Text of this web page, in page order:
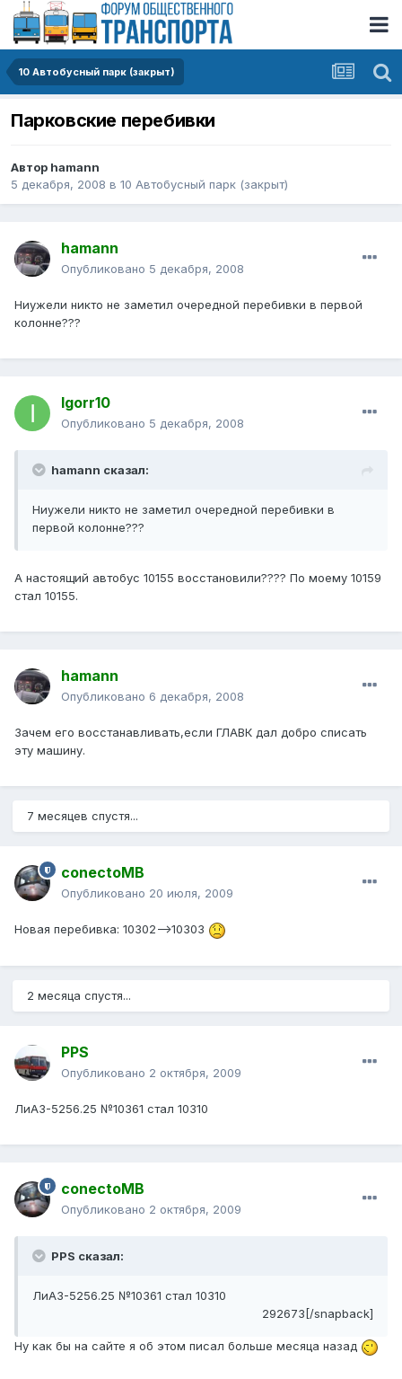
10 Автобусный парк (закрыт)
Парковские перебивки
Автор hamann
5 декабря, 2008 в 10 Автобусный парк (закрыт)
hamann
Опубликовано 5 декабря, 2008
Ниужели никто не заметил очередной перебивки в первой
колонне???
Igorr10
Опубликовано 5 декабря, 2008
hamann сказал:
Ниужели никто не заметил очередной перебивки в
первой колонне???
А настоящий автобус 10155 восстановили???? По моему 10159
стал 10155.
hamann
Опубликовано 6 декабря, 2008
Зачем его восстанавливать,если ГЛАВК дал добро списать
эту машину.
7 месяцев спустя...
conectoMB
Опубликовано 20 июля, 2009
Новая перебивка: 10302-->10303
2 месяца спустя...
PPS
Опубликовано 2 октября, 2009
ЛиАЗ-5256.25 №10361 стал 10310
conectoMB
Опубликовано 2 октября, 2009
PPS сказал:
ЛиАЗ-5256.25 №10361 стал 10310
292673[/snapback]
Ну как бы на сайте я об этом писал больше месяца назад